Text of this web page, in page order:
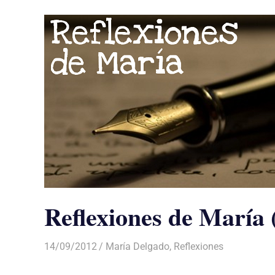
Reflexiones de María
14/09/2012 Luis Castellanos
María Delgado, Reflexiones